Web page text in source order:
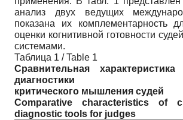
анализ двух ведущих
показана их комплементарность
оценки когнитивной готовности
системами.
Таблица 1 / Table 1
Сравнительная характеристика
диагностики
критического мышления судей
Comparative characteristics of
diagnostic tools for judges